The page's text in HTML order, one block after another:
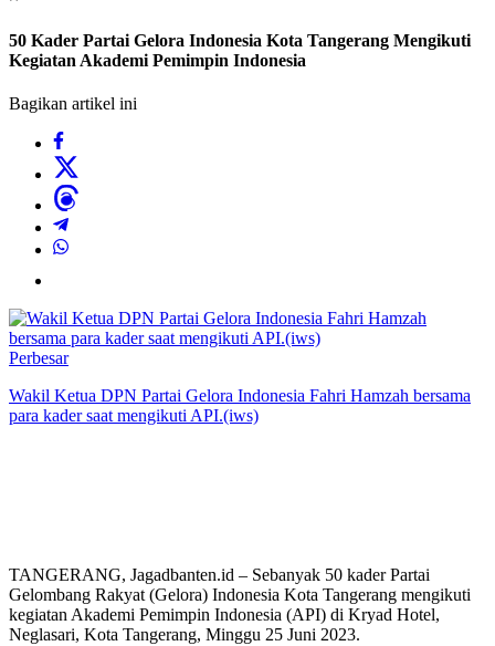
50 Kader Partai Gelora Indonesia Kota Tangerang Mengikuti
Kegiatan Akademi Pemimpin Indonesia
Bagikan artikel ini
Perbesar
Wakil Ketua DPN Partai Gelora Indonesia Fahri Hamzah bersama
para kader saat mengikuti API.(iws)
TANGERANG, Jagadbanten.id – Sebanyak 50 kader Partai
Gelombang Rakyat (Gelora) Indonesia Kota Tangerang mengikuti
kegiatan Akademi Pemimpin Indonesia (API) di Kryad Hotel,
Neglasari, Kota Tangerang, Minggu 25 Juni 2023.